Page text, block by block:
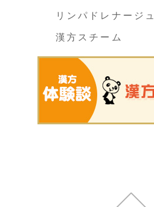
リンパドレナージュ
漢方スチーム